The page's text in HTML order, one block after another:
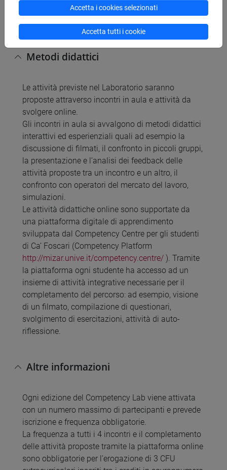
Metodi didattici
Le attività previste nel Laboratorio saranno
proposte attraverso incontri in aula e attività da
svolgere online.
Gli incontri in aula si avvalgono di metodi didattici
interattivi ed esperienziali quali ad esempio la
discussione di filmati, il confronto in piccoli gruppi,
la presentazione e l’analisi dei feedback delle
attività proposte tra un incontro e un altro, il
confronto con operatori del mercato del lavoro,
simulazioni.
Le attività didattiche online sono supportate da
una piattaforma digitale di apprendimento
sviluppata dal Competency Centre per gli studenti
di Ca’ Foscari (Competency Platform
http://mizar.unive.it/competency.centre/ ). Tramite
la piattaforma ogni studente ha accesso ad un
insieme di attività integrative necessarie per il
completamento del percorso: ad esempio, visione
di un filmato, compilazione di questionari,
svolgimento di esercitazioni, attività di auto-
riflessione.
Altre informazioni
Ogni edizione del Competency Lab viene attivata
con un numero massimo di partecipanti e prevede
iscrizione e frequenza obbligatorie.
La frequenza a tutti i 4 incontri e il completamento
delle attività proposte tramite la piattaforma online
sono obbligatorie per l’erogazione di 3 CFU
Accetta i cookies selezionati
Accetta tutti i cookie